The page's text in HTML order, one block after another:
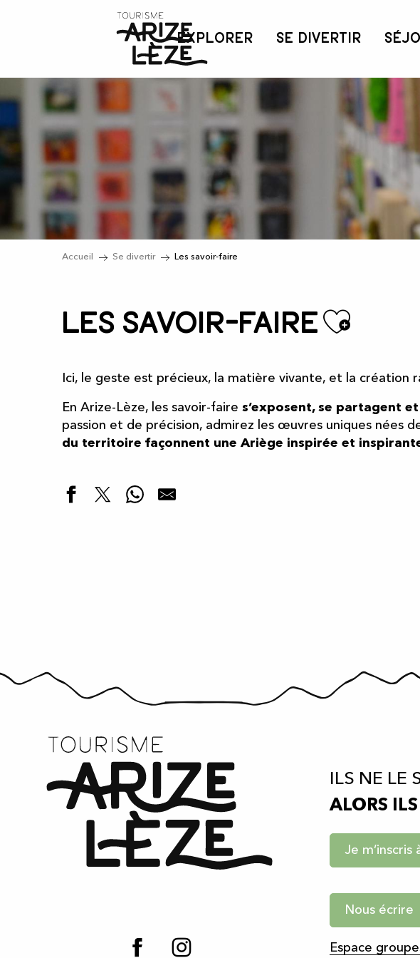
EXPLORER SE DIVERTIR
Accueil Se divertir Les savoir-faire
Les savoir-faire
Ici, le geste est précieux, la matière vivante, et la création
En Arize-Lèze, les savoir-faire s’exposent, se partagent
passion et de précision, admirez les œuvres uniques nées
du territoire façonnent une Ariège inspirée et
ILS NE LE
ALORS
Je
Nous écrire
Espace